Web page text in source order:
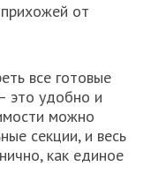
от
все готовые
это удобно и
можно
секции, и весь
как единое